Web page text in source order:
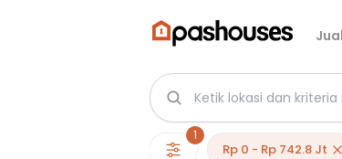
1
Rp 0 - Rp 742.8 Jt